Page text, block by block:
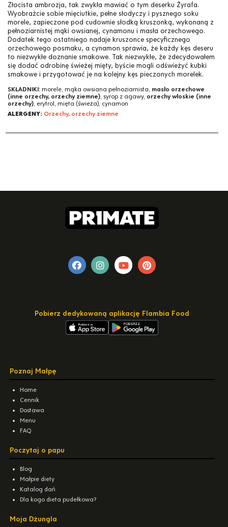
Złocista ambrozja, tak zwykła mawiać o tym deserku Żyrafa.
Wyobraźcie sobie mięciutkie, pełne słodyczy i pysznego soku
morele, zapieczone pod cudownie słodką kruszonką, wykonaną z
pełnoziarnistej mąki owsianej, cynamonu i masła orzechowego.
Dodatek tego ostatniego nadaje kruszonce specyficznego
orzechowego posmaku, a cynamon sprawia, że każdy kęs deseru
to niezwykłe doznanie smakowe. Tak niezwykłe, że zdecydowałem
się dodać odrobinę świeżej mięty, byście mogli odświeżyć kubki
smakowe i przygotować je na kolejny kęs pieczonych morelek.
SKŁADNIKI: morele, mąka owsiana pełnoziarnista, masło orzechowe
(inne orzechy, orzechy ziemne), syrop z agawy, orzechy włoskie (inne
orzechy), erytrol, mięta (świeża), cynamon
ALERGENY: Orzechy, orzechy ziemne
Pobierz dedykowaną aplikację Flambia Food
Poznaj Małpę
Home
Cennik
Dostawa
Menu
FAQ
Poczytaj o papu
Blog
Małpie diety
Katalog dań
Dla kogo dieta pudełkowa?
Moja Dżungla